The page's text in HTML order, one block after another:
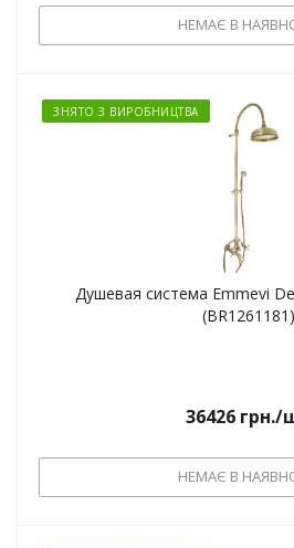
НЕМАЄ В
ЗНЯТО З ВИРОБНИЦТВА
Душевая система Emmevi
(BR1261181)
36426 грн./
НЕМАЄ В